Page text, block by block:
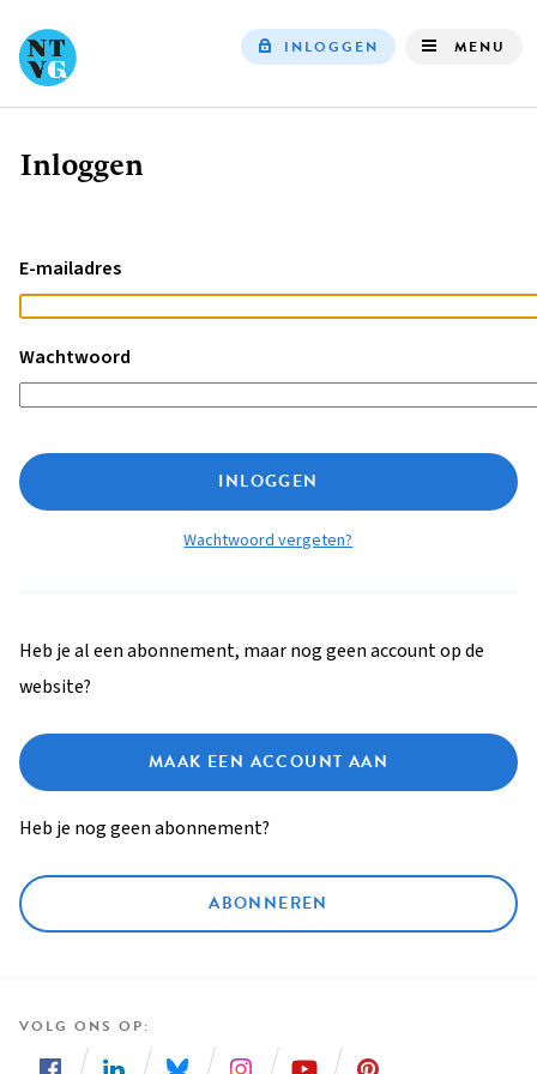
INLOGGEN MENU
Kruimelpad
Inloggen
E-mailadres
Wachtwoord
INLOGGEN
Wachtwoord vergeten?
Heb je al een abonnement, maar nog geen account op de
website?
MAAK EEN ACCOUNT AAN
Heb je nog geen abonnement?
ABONNEREN
VOLG ONS OP